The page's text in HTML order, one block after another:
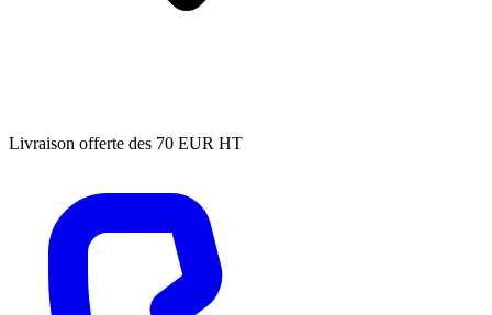
Livraison offerte des 70 EUR HT